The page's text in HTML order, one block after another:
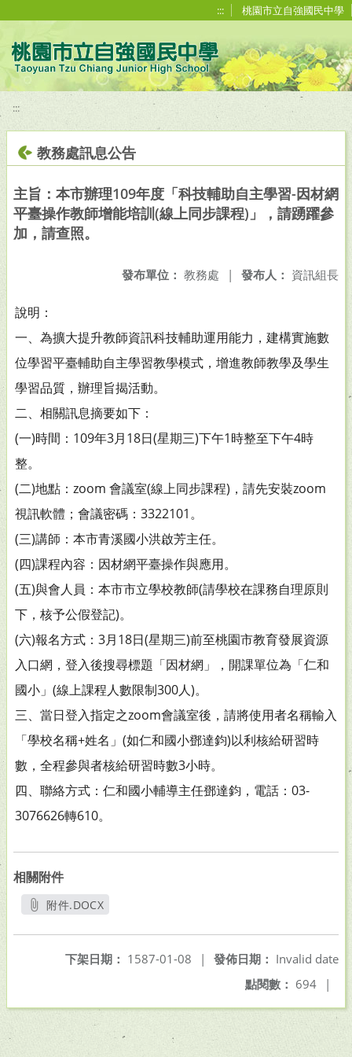
::: 桃園市立自強國民中學
:::
教務處訊息公告
主旨：本市辦理109年度「科技輔助自主學習-因材網
平臺操作教師增能培訓(線上同步課程)」，請踴躍參
加，請查照。
發布人： 資訊組長
發布單位： 教務處 |
說明：
一、為擴大提升教師資訊科技輔助運用能力，建構實施數
位學習平臺輔助自主學習教學模式，增進教師教學及學生
學習品質，辦理旨揭活動。
二、相關訊息摘要如下：
(一)時間：109年3月18日(星期三)下午1時整至下午4時
整。
(二)地點：zoom 會議室(線上同步課程)，請先安裝zoom
視訊軟體；會議密碼：3322101。
(三)講師：本市青溪國小洪啟芳主任。
(四)課程內容：因材網平臺操作與應用。
(五)與會人員：本市市立學校教師(請學校在課務自理原則
下，核予公假登記)。
(六)報名方式：3月18日(星期三)前至桃園市教育發展資源
入口網，登入後搜尋標題「因材網」，開課單位為「仁和
國小」(線上課程人數限制300人)。
三、當日登入指定之zoom會議室後，請將使用者名稱輸入
「學校名稱+姓名」(如仁和國小鄧達鈞)以利核給研習時
數，全程參與者核給研習時數3小時。
四、聯絡方式：仁和國小輔導主任鄧達鈞，電話：03-
3076626轉610。
相關附件
附件.DOCX
發佈日期： Invalid date
下架日期： 1587-01-08
|
點閱數： 694 |